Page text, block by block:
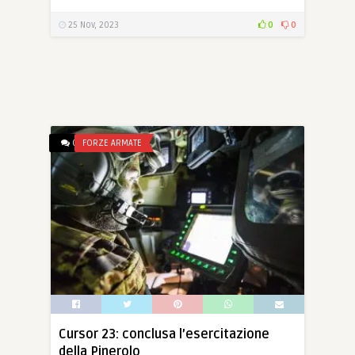
25 Nov, 2023 0 0
0 FORZE ARMATE
Cursor 23: conclusa l’esercitazione